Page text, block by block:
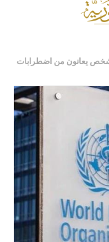
من 3 مليارات شخص يعانون من اضطرابات